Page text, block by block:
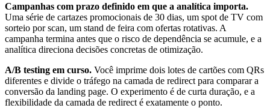
Campanhas com prazo definido em que a analítica importa.
Uma série de cartazes promocionais de 30 dias, um spot de TV com
sorteio por scan, um stand de feira com ofertas rotativas. A
campanha termina antes que o risco de dependência se acumule, e a
analítica direciona decisões concretas de otimização.
A/B testing em curso. Você imprime dois lotes de cartões com QRs
diferentes e divide o tráfego na camada de redirect para comparar a
conversão da landing page. O experimento é de curta duração, e a
flexibilidade da camada de redirect é exatamente o ponto.